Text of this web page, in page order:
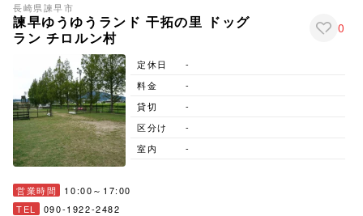
長崎県諫早市
諫早ゆうゆうランド 干拓の里 ドッグ
ラン チロルン村
0
営業時間
10:00～17:00
TEL
090-1922-2482
定休日
-
料金
-
貸切
-
区分け
-
室内
-